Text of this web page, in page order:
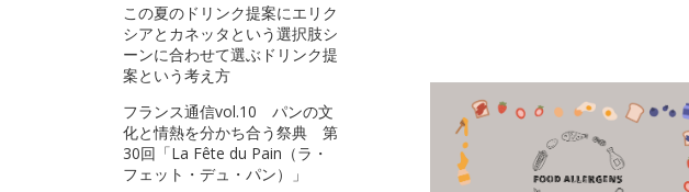
この夏のドリンク提案にエリク
シアとカネッタという選択肢シ
ーンに合わせて選ぶドリンク提
案という考え方
フランス通信vol.10 パンの文
化と情熱を分かち合う祭典 第
30回「La Fête du Pain（ラ・
フェット・デュ・パン）」